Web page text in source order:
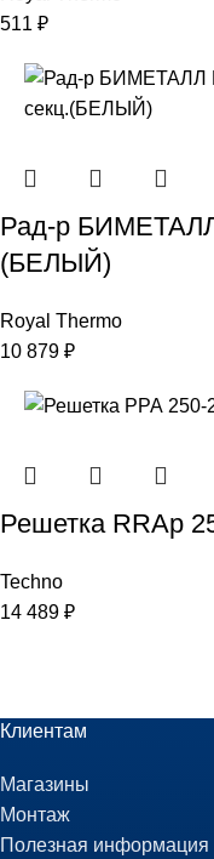
511 ₽
Рад-р
(БЕЛЫЙ)
Royal Thermo
10 879 ₽
Решетка RRAp
Techno
14 489 ₽
Клиентам
Магазины
Монтаж
Полезная информация